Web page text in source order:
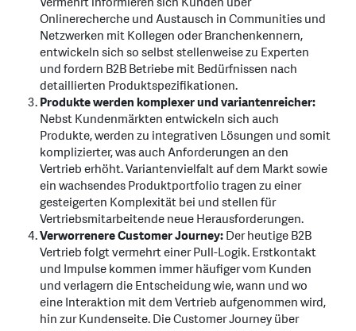
Onlinerecherche und Austausch in Communities und
Netzwerken mit Kollegen oder Branchenkennern,
entwickeln sich so selbst stellenweise zu Experten
und fordern B2B Betriebe mit Bedürfnissen nach
detaillierten Produktspezifikationen.
Produkte werden komplexer und variantenreicher:
Nebst Kundenmärkten entwickeln sich auch
Produkte, werden zu integrativen Lösungen und somit
komplizierter, was auch Anforderungen an den
Vertrieb erhöht. Variantenvielfalt auf dem Markt sowie
ein wachsendes Produktportfolio tragen zu einer
gesteigerten Komplexität bei und stellen für
Vertriebsmitarbeitende neue Herausforderungen.
Verworrenere Customer Journey:Der heutige B2B
Vertrieb folgt vermehrt einer Pull-Logik. Erstkontakt
und Impulse kommen immer häufiger vom Kunden
und verlagern die Entscheidung wie, wann und wo
eine Interaktion mit dem Vertrieb aufgenommen wird,
hin zur Kundenseite. Die Customer Journey über